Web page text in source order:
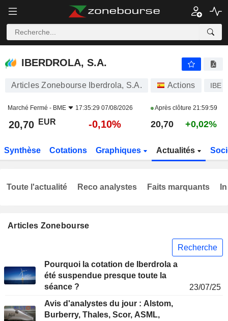
IBERDROLA, S.A.
IBERDROLA, S.A.
Articles Zonebourse Iberdrola, S.A. Actions IBE
Marché Fermé - BME 17:35:29 07/08/2026 Après clôture 21:59:59
20,70 EUR -0,10% 20,70 +0,02%
Synthèse Cotations Graphiques Actualités
Articles Zonebourse
Recherche
Pourquoi la cotation de Iberdrola a
été suspendue presque toute la
séance ?
23/07/25
Avis d'analystes du jour : Alstom,
Burberry, Thales, Scor, ASML,
Toute l'actualité Reco analystes Faits marquants